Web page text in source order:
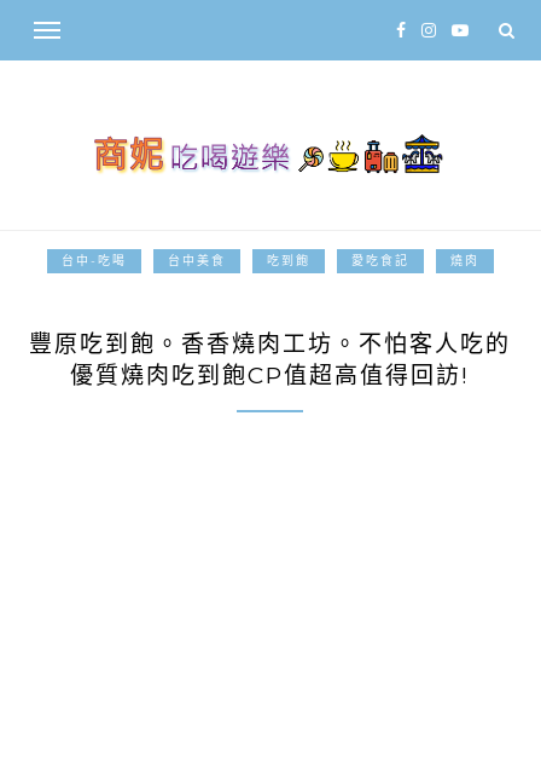
台中-吃喝 台中美食 吃到飽 愛吃食記 燒肉
豐原吃到飽。香香燒肉工坊。不怕客人吃的
優質燒肉吃到飽CP值超高值得回訪!